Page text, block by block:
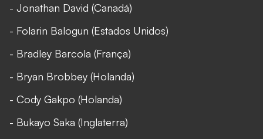
- Jonathan David (Canadá)
- Folarin Balogun (Estados Unidos)
- Bradley Barcola (França)
- Bryan Brobbey (Holanda)
- Cody Gakpo (Holanda)
- Bukayo Saka (Inglaterra)